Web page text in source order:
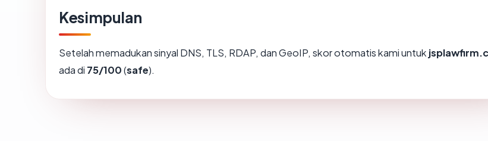
Kesimpulan
Setelah memadukan sinyal DNS, TLS, RDAP, dan GeoIP, skor otomatis kami untuk
ada di 75/100(safe).